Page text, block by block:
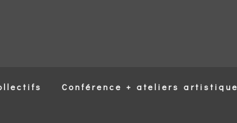
Conférence + ateliers